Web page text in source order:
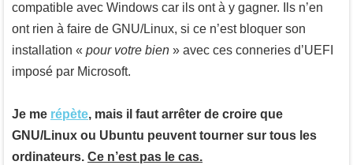
compatible avec Windows car ils ont à y gagner. Ils n’en
ont rien à faire de GNU/Linux, si ce n’est bloquer son
installation « pour votre bien » avec ces conneries d’UEFI
imposé par Microsoft.
Je me répète, mais il faut arrêter de croire que
GNU/Linux ou Ubuntu peuvent tourner sur tous les
ordinateurs. Ce n’est pas le cas.